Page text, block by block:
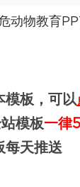
动物教育
模板，可以
模板一律
每天推送